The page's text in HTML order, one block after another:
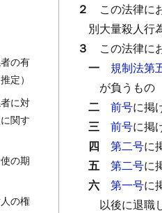
の有
定）
に対
関す
の期
の権
２ この法律に
別大量殺人行
３ この法律に
一 規制法第
が負うもの
二 前号に掲
三 前号に掲
四 第二号に
五 第二号に
六 第一号に
以後に退職